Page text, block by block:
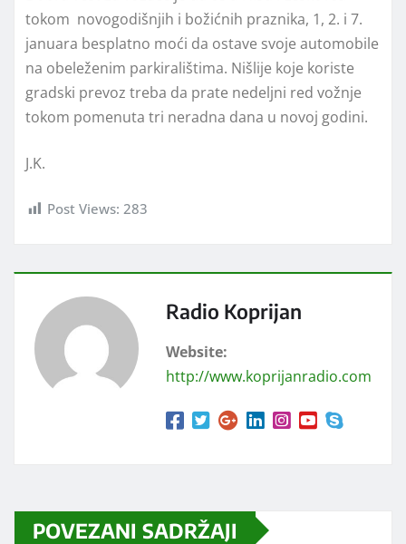
tokom novogodišnjih i božićnih praznika, 1, 2. i 7.
januara besplatno moći da ostave svoje automobile
na obeleženim parkiralištima. Nišlije koje koriste
gradski prevoz treba da prate nedeljni red vožnje
tokom pomenuta tri neradna dana u novoj godini.
J.K.
Post Views: 283
Radio Koprijan
Website:
http://www.koprijanradio.com
POVEZANI SADRŽAJI